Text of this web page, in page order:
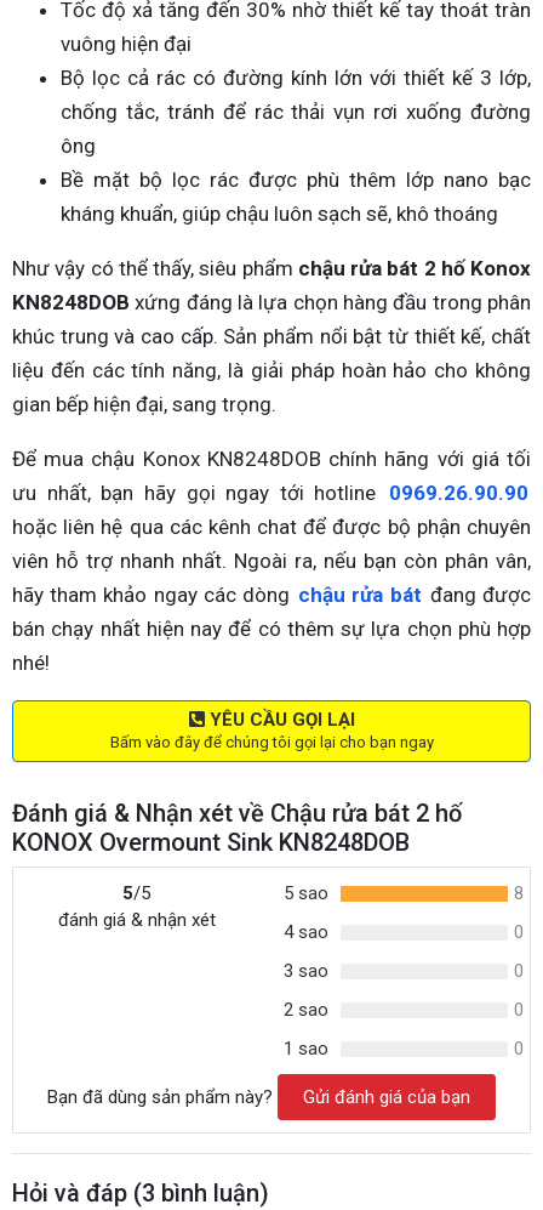
Tốc độ xả tăng đến 30% nhờ thiết kế tay thoát tràn
vuông hiện đại
Bộ lọc cả rác có đường kính lớn với thiết kế 3 lớp,
chống tắc, tránh để rác thải vụn rơi xuống đường
ông
Bề mặt bộ lọc rác được phù thêm lớp nano bạc
kháng khuẩn, giúp chậu luôn sạch sẽ, khô thoáng
Như vậy có thể thấy, siêu phẩm chậu rửa bát 2 hố Konox
KN8248DOB xứng đáng là lựa chọn hàng đầu trong phân
khúc trung và cao cấp. Sản phẩm nổi bật từ thiết kế, chất
liệu đến các tính năng, là giải pháp hoàn hảo cho không
gian bếp hiện đại, sang trọng.
Để mua chậu Konox KN8248DOB chính hãng với giá tối
ưu nhất, bạn hãy gọi ngay tới hotline 0969.26.90.90
hoặc liên hệ qua các kênh chat để được bộ phận chuyên
viên hỗ trợ nhanh nhất. Ngoài ra, nếu bạn còn phân vân,
hãy tham khảo ngay các dòng chậu rửa bát đang được
bán chạy nhất hiện nay để có thêm sự lựa chọn phù hợp
nhé!
YÊU CẦU GỌI LẠI
Bấm vào đây để chúng tôi gọi lại cho bạn ngay
Đánh giá & Nhận xét về Chậu rửa bát 2 hố
KONOX Overmount Sink KN8248DOB
5/5
đánh giá & nhận xét
5 sao
8
4 sao
0
3 sao
0
2 sao
0
1 sao
0
Bạn đã dùng sản phẩm này? Gửi đánh giá của bạn
Hỏi và đáp (3 bình luận)